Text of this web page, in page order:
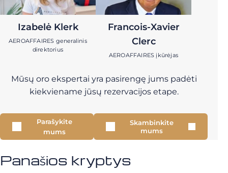
Izabelė Klerk
AEROAFFAIRES generalinis
direktorius
Francois-Xavier
Clerc
AEROAFFAIRES įkūrėjas
Mūsų oro ekspertai yra pasirengę jums padėti
kiekviename jūsų rezervacijos etape.
Parašykite
mums
Skambinkite
mums
Panašios kryptys